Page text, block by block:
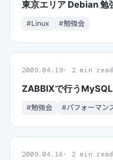
東京エリア Debian 勉
#Linux #勉強会
2009.04.19 2 min read
ZABBIXで行う
#勉強会 #パフォーマン
2009.04.16 2 min read